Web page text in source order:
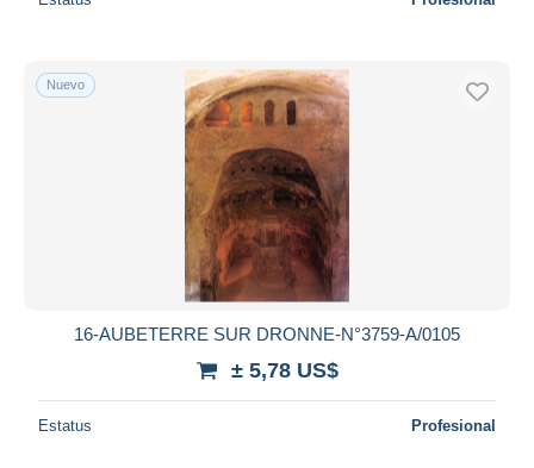
Nuevo
16-AUBETERRE SUR DRONNE-N°3759-A/0105
± 5,78 US$
Estatus Profesional